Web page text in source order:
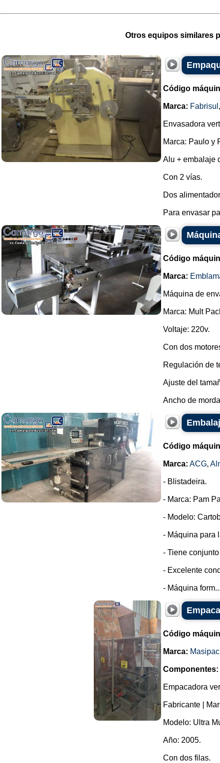
Otros equipos similares
Código
Marca: Fabrisul
Envasadora
Marca: Paulo y
Alu + embalaje
Con 2 vías.
Dos
Para envasar
Código
Marca:
Máquina de
Marca: Mult
Voltaje: 220v.
Con dos
Regulación de
Ajuste del
Ancho de
Código
Marca: ACG,
- Blistadeira.
- Marca: Pam
- Modelo:
- Máquina para
- Tiene
- Excelente
- Máquina
Código
Marca:
Componentes:
Empacadora
Fabricante |
Modelo: Ultra
Año: 2005.
Con dos filas.